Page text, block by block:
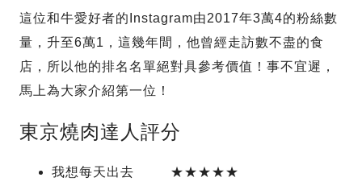
這位和牛愛好者的Instagram由2017年3萬4的粉絲數
量，升至6萬1，這幾年間，他曾經走訪數不盡的食
店，所以他的排名名單絕對具參考價值！事不宜遲，
馬上為大家介紹第一位！
東京燒肉達人評分
我想每天出去 ★★★★★